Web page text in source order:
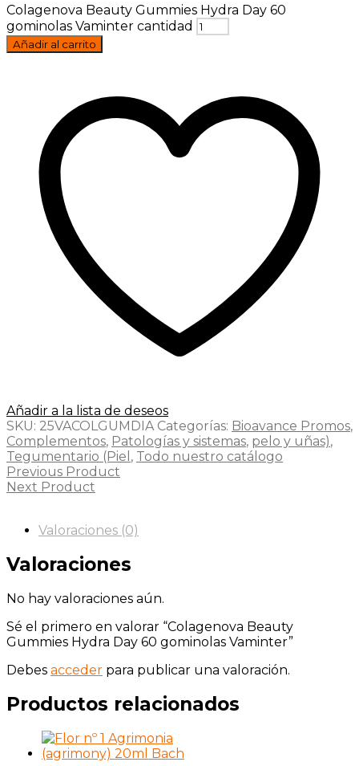
Colagenova Beauty Gummies Hydra Day 60
gominolas Vaminter cantidad
Añadir al carrito
Añadir a la lista de deseos
SKU: 25VACOLGUMDIA Categorías: Bioavance Promos,
Complementos, Patologías y sistemas, pelo y uñas),
Tegumentario (Piel , Todo nuestro catálogo
Previous Product
Next Product
Valoraciones (0)
Valoraciones
No hay valoraciones aún.
Sé el primero en valorar “Colagenova Beauty
Gummies Hydra Day 60 gominolas Vaminter”
Debes acceder para publicar una valoración.
Productos relacionados